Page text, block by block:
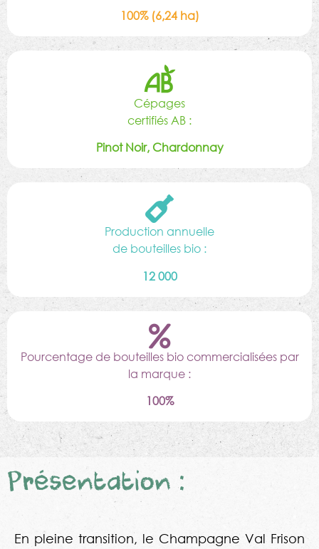
100% (6,24 ha)
Cépages
certifiés AB :
Pinot Noir, Chardonnay
Production annuelle
de bouteilles bio :
12 000
Pourcentage de bouteilles bio commercialisées par
la marque :
100%
Présentation :
En pleine transition, le Champagne Val Frison